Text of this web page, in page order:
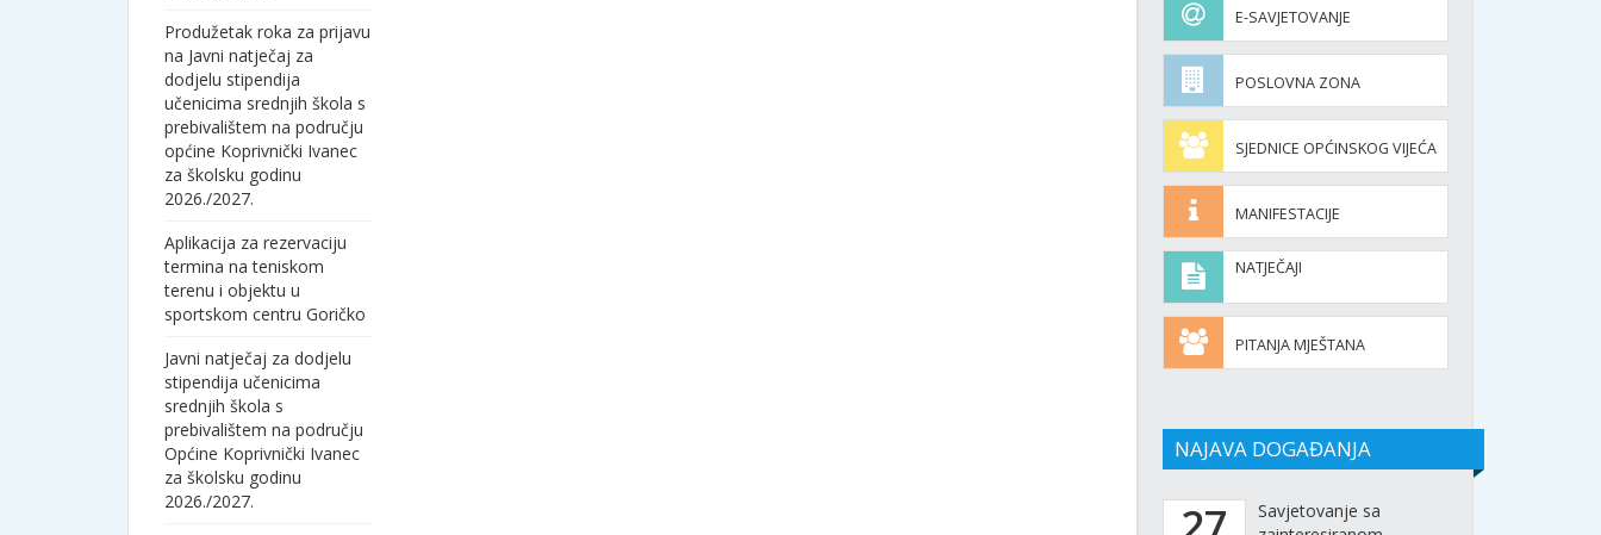
Produžetak roka za prijavu
na Javni natječaj za
dodjelu stipendija
učenicima srednjih škola s
prebivalištem na području
općine Koprivnički Ivanec
za školsku godinu
2026./2027.
Aplikacija za rezervaciju
termina na teniskom
terenu i objektu u
sportskom centru Goričko
Javni natječaj za dodjelu
stipendija učenicima
srednjih škola s
prebivalištem na području
Općine Koprivnički Ivanec
za školsku godinu
2026./2027.
E-SAVJETOVANJE
POSLOVNA ZONA
SJEDNICE OPĆINSKOG VIJEĆA
MANIFESTACIJE
NATJEČAJI
PITANJA MJEŠTANA
NAJAVA DOGAĐANJA
Savjetovanje sa